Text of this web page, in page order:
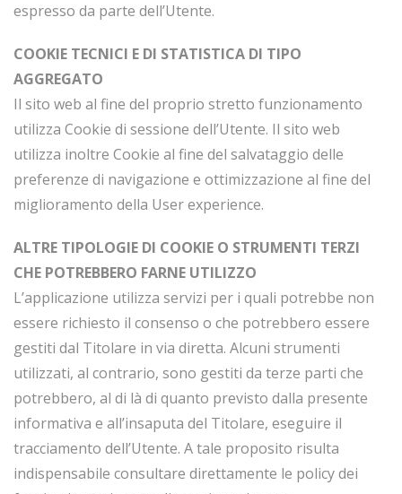
espresso da parte dell’Utente.
COOKIE TECNICI E DI STATISTICA DI TIPO
AGGREGATO
Il sito web al fine del proprio stretto funzionamento
utilizza Cookie di sessione dell’Utente. Il sito web
utilizza inoltre Cookie al fine del salvataggio delle
preferenze di navigazione e ottimizzazione al fine del
miglioramento della User experience.
ALTRE TIPOLOGIE DI COOKIE O STRUMENTI TERZI
CHE POTREBBERO FARNE UTILIZZO
L’applicazione utilizza servizi per i quali potrebbe non
essere richiesto il consenso o che potrebbero essere
gestiti dal Titolare in via diretta. Alcuni strumenti
utilizzati, al contrario, sono gestiti da terze parti che
potrebbero, al di là di quanto previsto dalla presente
informativa e all’insaputa del Titolare, eseguire il
tracciamento dell’Utente. A tale proposito risulta
indispensabile consultare direttamente le policy dei